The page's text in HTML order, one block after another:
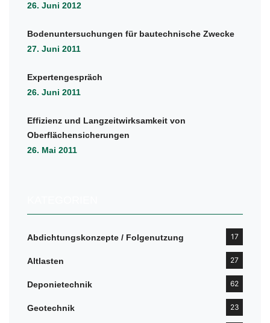
26. Juni 2012
Bodenuntersuchungen für bautechnische Zwecke
27. Juni 2011
Expertengespräch
26. Juni 2011
Effizienz und Langzeitwirksamkeit von
Oberflächensicherungen
26. Mai 2011
Abdichtungskonzepte / Folgenutzung 17
Altlasten 27
Deponietechnik 62
Geotechnik 23